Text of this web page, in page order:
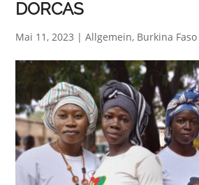
DORCAS
Mai 11, 2023 |Allgemein, Burkina Faso